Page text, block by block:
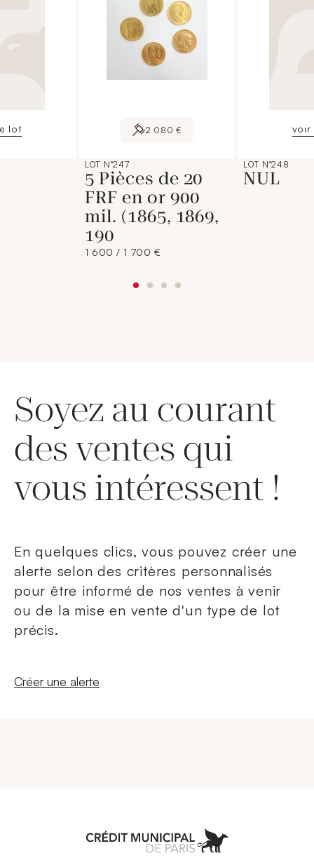
lot 2 080 €
LOT N°247
5 Pièces de 20
FRF en or 900
mil. (1865, 1869,
190
1 600 / 1 700 €
voir
LOT N°248
NUL
Soyez au courant
des ventes qui
vous intéressent !
En quelques clics, vous pouvez créer une
alerte selon des critères personnalisés
pour être informé de nos ventes à venir
ou de la mise en vente d'un type de lot
précis.
Nouvelle fenêtre
Créer une alerte